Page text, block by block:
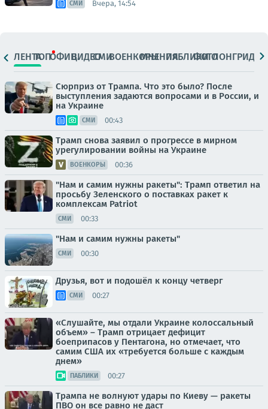
СМИ Вчера, 14:54
ЛЕНТАТОПОФИЦ.ВИДЕОСМИВОЕНКОРЫМНЕНИЯПАБЛИКИ
ФОТОЛОНГРИДЫ
Сюрприз от Трампа. Что это было? После
выступления задаются вопросами и в России, и
на Украине
СМИ 00:43
Трамп снова заявил о прогрессе в мирном
урегулировании войны на Украине
ВОЕНКОРЫ 00:36
"Нам и самим нужны ракеты": Трамп ответил на
просьбу Зеленского о поставках ракет к
комплексам Patriot
СМИ 00:33
"Нам и самим нужны ракеты"
СМИ 00:30
Друзья, вот и подошёл к концу четверг
СМИ 00:27
«Слушайте, мы отдали Украине колоссальный
объем» – Трамп отрицает дефицит
боеприпасов у Пентагона, но отмечает, что
самим США их «требуется больше с каждым
днем»
ПАБЛИКИ 00:27
Трампа не волнуют удары по Киеву — ракеты
ПВО он все равно не даст